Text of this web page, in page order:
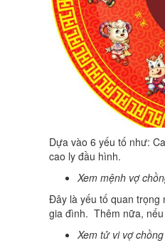
Dựa vào 6 yếu tố như:
cao ly đầu hình.
Xem mệnh vợ
Đây là yếu tố quan trọng
gia đình. Thêm nữa,
Xem tử vi vợ